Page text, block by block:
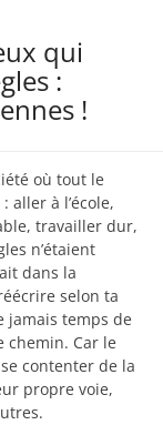
qui
:
!
où tout le
aller à l’école,
travailler dur,
n’étaient
dans la
selon ta
jamais temps de
chemin. Car le
contenter de la
propre voie,